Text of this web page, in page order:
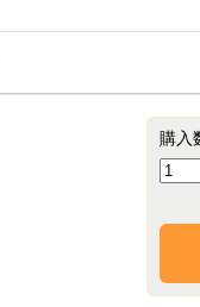
購入